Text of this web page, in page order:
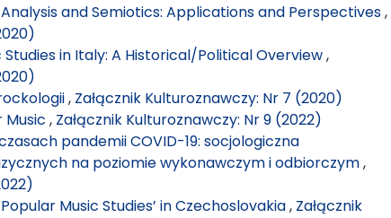
and Semiotics: Applications and Perspectives,
Studies in Italy: A Historical/Political Overview,
, Załącznik Kulturoznawczy: Nr 7 (2020)
Music , Załącznik Kulturoznawczy: Nr 9 (2022)
pandemii COVID-19: socjologiczna
na poziomie wykonawczym i odbiorczym,
Music Studies’ in Czechoslovakia, Załącznik